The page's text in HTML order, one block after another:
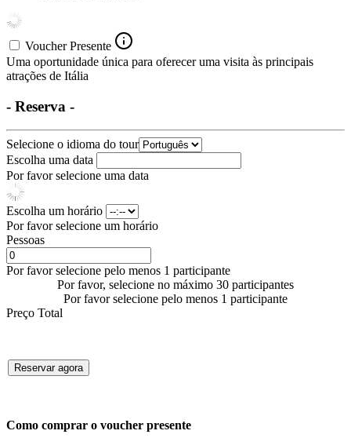
Voucher Presente
Uma oportunidade única para oferecer uma visita às principais
atrações de Itália
- Reserva -
Selecione o idioma do tour
Escolha uma data
Por favor selecione uma data
Escolha um horário
Por favor selecione um horário
Pessoas
Por favor selecione pelo menos 1 participante
Por favor, selecione no máximo 30 participantes
Por favor selecione pelo menos 1 participante
Preço Total
Reservar agora
Como comprar o voucher presente